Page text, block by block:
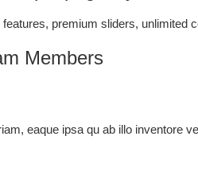
premium sliders, unlimited
Members
eaque ipsa qu ab illo inventore